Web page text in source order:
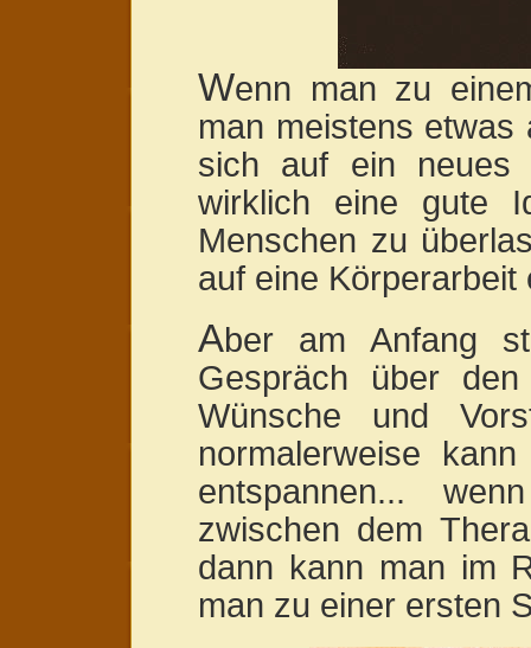
Wenn man zu
man meistens
sich auf ein
wirklich eine gute
Menschen zu
auf eine Körperarbeit
Aber am Anfang
Gespräch über
Wünsche und
normalerweise
entspannen...
zwischen dem
dann kann man im
man zu einer ersten